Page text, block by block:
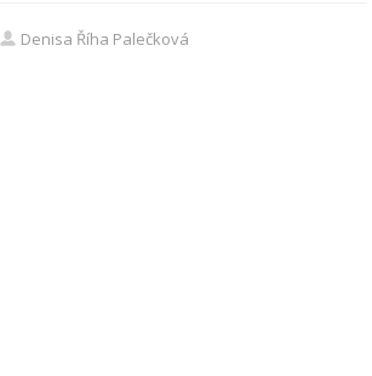
Denisa Říha Palečková